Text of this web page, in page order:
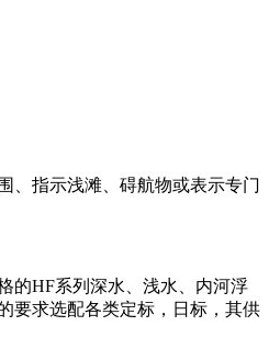
、指示浅滩、碍航物或表示专门
的HF系列深水、浅水、内河浮
要求选配各类定标，日标，其供